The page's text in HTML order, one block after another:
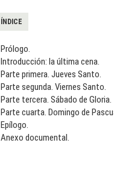
ÍNDICE
Prólogo.
Introducción: la última cena.
Parte primera. Jueves Santo.
Parte segunda. Viernes Santo.
Parte tercera. Sábado de Gloria.
Parte cuarta. Domingo de
Epílogo.
Anexo documental.